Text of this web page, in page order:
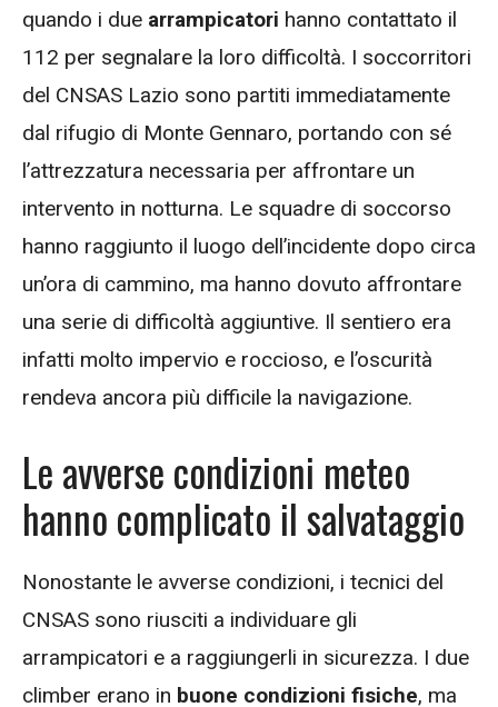
quando i due arrampicatori hanno contattato il
112 per segnalare la loro difficoltà. I soccorritori
del CNSAS Lazio sono partiti immediatamente
dal rifugio di Monte Gennaro, portando con sé
l’attrezzatura necessaria per affrontare un
intervento in notturna. Le squadre di soccorso
hanno raggiunto il luogo dell’incidente dopo circa
un’ora di cammino, ma hanno dovuto affrontare
una serie di difficoltà aggiuntive. Il sentiero era
infatti molto impervio e roccioso, e l’oscurità
rendeva ancora più difficile la navigazione.
Le avverse condizioni meteo
hanno complicato il salvataggio
Nonostante le avverse condizioni, i tecnici del
CNSAS sono riusciti a individuare gli
arrampicatori e a raggiungerli in sicurezza. I due
climber erano in buone condizioni fisiche, ma